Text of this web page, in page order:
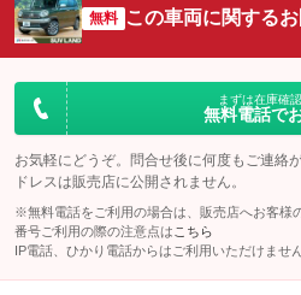
サイドカメラ
：装備あり
：装備なし
無料 この車両に関する
まずは在庫確
無料電話で
お気軽にどうぞ。問合せ後に何度もご連絡
ドレスは販売店に公開されません。
※無料電話をご利用の場合は、販売店へお客様
番号ご利用の際の注意点は こちら
IP電話、ひかり電話からはご利用いただけません